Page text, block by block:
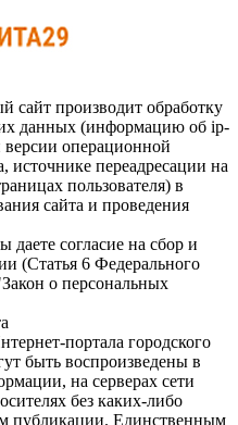
сайт производит обработку
данных (информацию об ip-
операционной
источнике переадресации на
пользователя) в
сайта и проведения
даете согласие на сбор и
(Статья 6 Федерального
о персональных
портала городского
быть воспроизведены в
на серверах сети
без каких-либо
публикации. Единственным